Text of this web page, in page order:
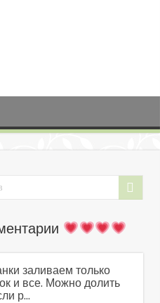
заливаем только
и все. Можно долить
р...